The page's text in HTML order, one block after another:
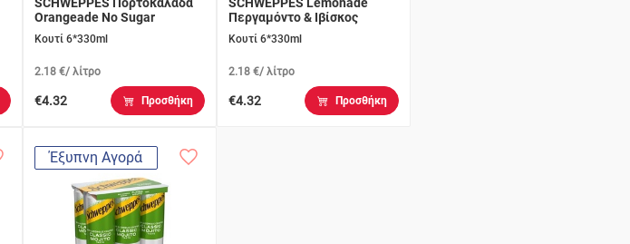
SCHWEPPES Πορτοκαλάδα
Orangeade No Sugar
Κουτί 6*330ml
2.18 €/ λίτρο
€4.32 Προσθήκη
SCHWEPPES Lemonade
Περγαμόντο & Ιβίσκος
Κουτί 6*330ml
2.18 €/ λίτρο
€4.32 Προσθήκη
Έξυπνη Αγορά